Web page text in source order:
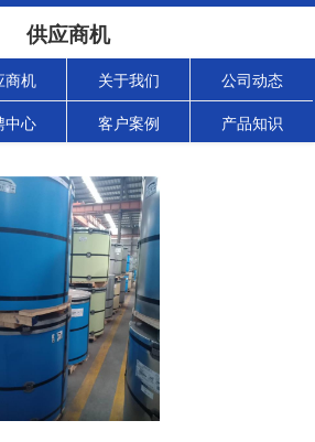
供应商机
商机 关于我们 公司动态
中心 客户案例 产品知识